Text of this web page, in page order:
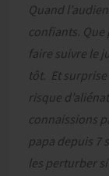
Quand
confiants. Que
faire suivre le
tôt. Et
risque
connaissions
papa depuis 7
les perturber